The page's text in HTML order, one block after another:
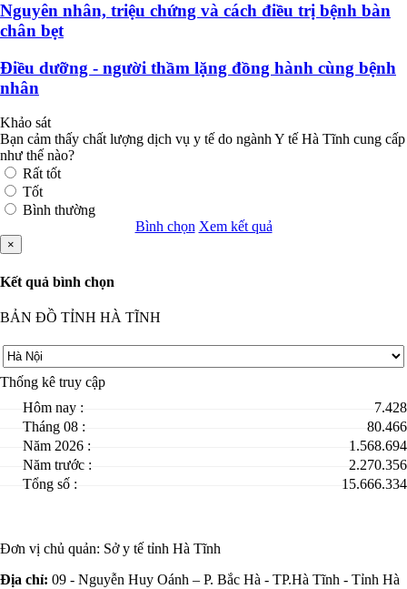
Nguyên nhân, triệu chứng và cách điều trị bệnh bàn
chân bẹt
Điều dưỡng - người thầm lặng đồng hành cùng bệnh
nhân
Khảo sát
Bạn cảm thấy chất lượng dịch vụ y tế do ngành Y tế Hà Tĩnh cung cấp
như thế nào?
Rất tốt
Tốt
Bình thường
Bình chọn Xem kết quả
×
Kết quả bình chọn
BẢN ĐỒ TỈNH HÀ TĨNH
Thống kê truy cập
Hôm nay :
7.428
Tháng 08 :
80.466
Năm 2026 :
1.568.694
Năm trước :
2.270.356
Tổng số :
15.666.334
Đơn vị chủ quản: Sở y tế tỉnh Hà Tĩnh
Địa chỉ: 09 - Nguyễn Huy Oánh – P. Bắc Hà - TP.Hà Tĩnh - Tỉnh Hà